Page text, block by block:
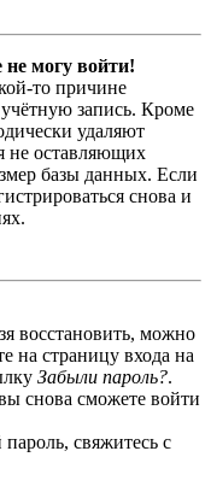
не могу войти!
то причине
запись. Кроме
удаляют
не оставляющих
базы данных. Если
снова и
восстановить, можно
на страницу входа на
Забыли пароль?.
снова сможете войти
свяжитесь с